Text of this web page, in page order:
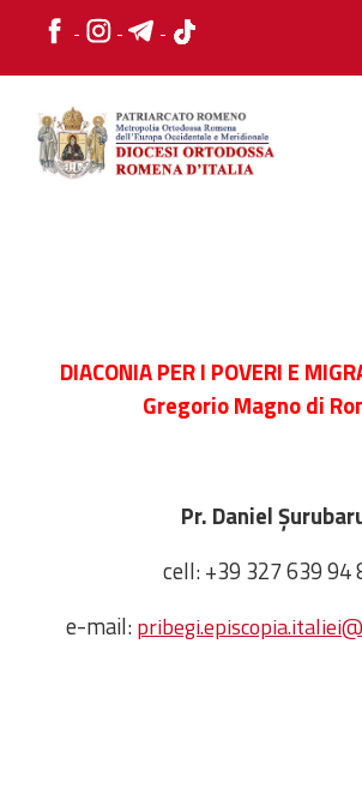
STORIA
L'ORGANIZZAZIONE
La
DIACONIA PER I POVERI E
Gregorio Magno di
Pr. Daniel
cell: +39 327 639 94
e-mail: